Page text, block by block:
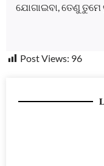
ଯୋଗାଇବା, ତେଣୁ
Post Views: 96